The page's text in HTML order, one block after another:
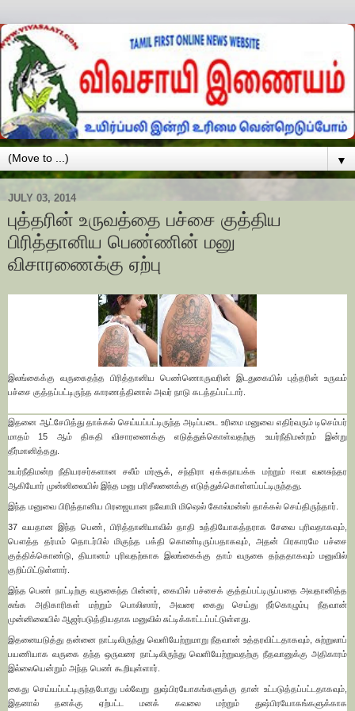
▼
JULY 03, 2014
புத்தரின் உருவத்தை பச்சை குத்திய
பிரித்தானிய பெண்ணின் மனு
விசாரணைக்கு ஏற்பு
இலங்கைக்கு வருகைதந்த பிரித்தானிய பெண்ணொருவரின் இடதுகையில் புத்தரின் உருவம்
பச்சை குத்தப்பட்டிருந்த காரணத்தினால் அவர் நாடு கடத்தப்பட்டார்.
இதனை ஆட்சேபித்து தாக்கல் செய்யப்பட்டிருந்த அடிப்படை உரிமை மனுவை எதிர்வரும் டிசெம்பர்
மாதம் 15 ஆம் திகதி விசாரணைக்கு எடுத்துக்கொள்வதற்கு உயர்நீதிமன்றம் இன்று
தீர்மானித்தது.
உயர்நீதிமன்ற நீதியரசர்களான சலீம் மர்சூக், சந்திரா ஏக்கநாயக்க மற்றும் ஈவா வனசுந்தர
ஆகியோர் முன்னிலையில் இந்த மனு பரிசீலனைக்கு எடுத்துக்கொள்ளப்பட்டிருந்தது.
இந்த மனுவை பிரித்தானிய பிரஜையான நவோமி மிஷெல் கோல்மன்ஸ் தாக்கல் செய்திருந்தார்.
37 வயதான இந்த பெண், பிரித்தானியாவில் தாதி உத்தியோகத்தராக சேவை புரிவதாகவும்,
பௌத்த தர்மம் தொடர்பில் மிகுந்த பக்தி கொண்டிருப்பதாகவும், அதன் பிரகாரமே பச்சை
குத்திக்கொண்டு, தியானம் புரிவதற்காக இலங்கைக்கு தாம் வருகை தந்ததாகவும் மனுவில்
குறிப்பிட்டுள்ளார்.
இந்த பெண் நாட்டிற்கு வருகைந்த பின்னர், கையில் பச்சைக் குத்தப்பட்டிருப்பதை அவதானித்த
சுங்க அதிகாரிகள் மற்றும் பொலிஸார், அவரை கைது செய்து நீர்கொழும்பு நீதவான்
முன்னிலையில் ஆஜர்படுத்தியதாக மனுவில் சுட்டிக்காட்டப்பட்டுள்ளது.
இதனையடுத்து தன்னை நாட்டிலிருந்து வெளியேற்றுமாறு நீதவான் உத்தரவிட்டதாகவும், சுற்றுலாப்
பயணியாக வருகை தந்த ஒருவரை நாட்டிலிருந்து வெளியேற்றுவதற்கு நீதவானுக்கு அதிகாரம்
இல்லையென்றும் அந்த பெண் கூறியுள்ளார்.
கைது செய்யப்பட்டிருந்தபோது பல்வேறு துஷ்பிரயோகங்களுக்கு தான் உட்படுத்தப்பட்டதாகவும்,
இதனால் தனக்கு ஏற்பட்ட மனக் கவலை மற்றும் துஷ்பிரயோகங்களுக்காக